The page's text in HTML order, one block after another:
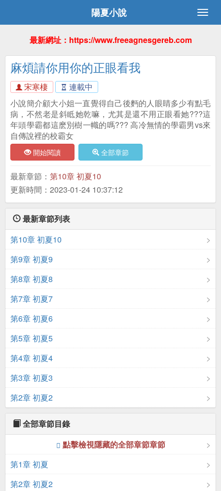
陽夏小說
最新網址：https://www.freeagnesgereb.com
麻煩請你用你的正眼看我
宋寒棲
連載中
小說簡介顧大小姐一直覺得自己後麪的人眼睛多少有點毛
病，不然老是斜眡她乾嘛，尤其是還不用正眼看她???這
年頭學霸都這麽別樹一幟的嗎??? 高冷無情的學霸男vs來
自傳說裡的校霸女
開始閱讀 全部章節
最新章節： 第10章 初夏10
更新時間：2023-01-24 10:37:12
最新章節列表
第10章 初夏10
第9章 初夏9
第8章 初夏8
第7章 初夏7
第6章 初夏6
第5章 初夏5
第4章 初夏4
第3章 初夏3
第2章 初夏2
全部章節目錄
點擊檢視隱藏的全部章節章節
第1章 初夏
第2章 初夏2